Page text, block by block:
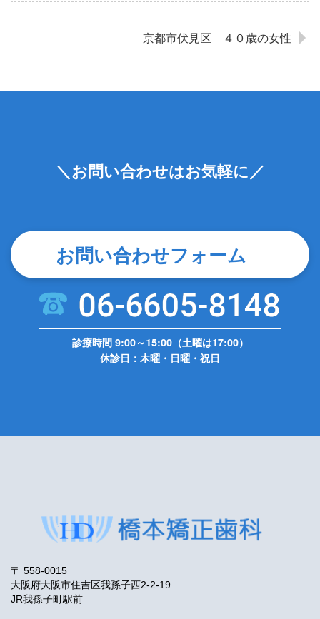
京都市伏見区 ４０歳の女性
＼お問い合わせはお気軽に／
お問い合わせフォーム
診療時間 9:00～15:00（土曜は17:00）
休診日：木曜・日曜・祝日
〒 558-0015
大阪府大阪市住吉区我孫子西2-2-19
JR我孫子町駅前